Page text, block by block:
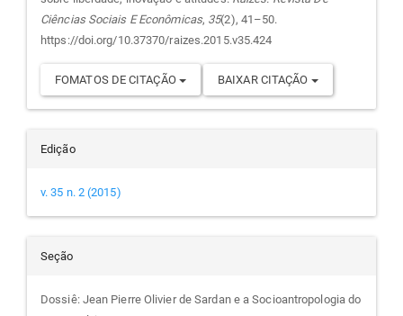
Ciências Sociais E Econômicas, 35(2), 41–50.
https://doi.org/10.37370/raizes.2015.v35.424
FOMATOS DE CITAÇÃO BAIXAR CITAÇÃO
Edição
v. 35 n. 2 (2015)
Seção
Dossiê: Jean Pierre Olivier de Sardan e a Socioantropologia do